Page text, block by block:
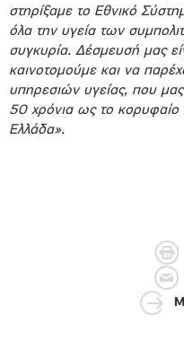
στηρίξαμε το Εθνικό
όλα την υγεία των
συγκυρία. Δέσμευσή μας
καινοτομούμε και να
υπηρεσιών υγείας, που
50 χρόνια ως το κορυφαίο
Ελλάδα».